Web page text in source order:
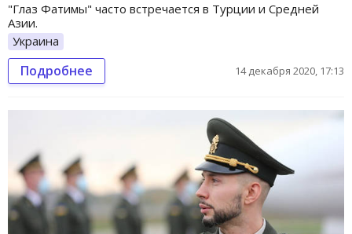
"Глаз Фатимы" часто встречается в Турции и Средней
Азии.
Украина
Подробнее 14 декабря 2020, 17:13